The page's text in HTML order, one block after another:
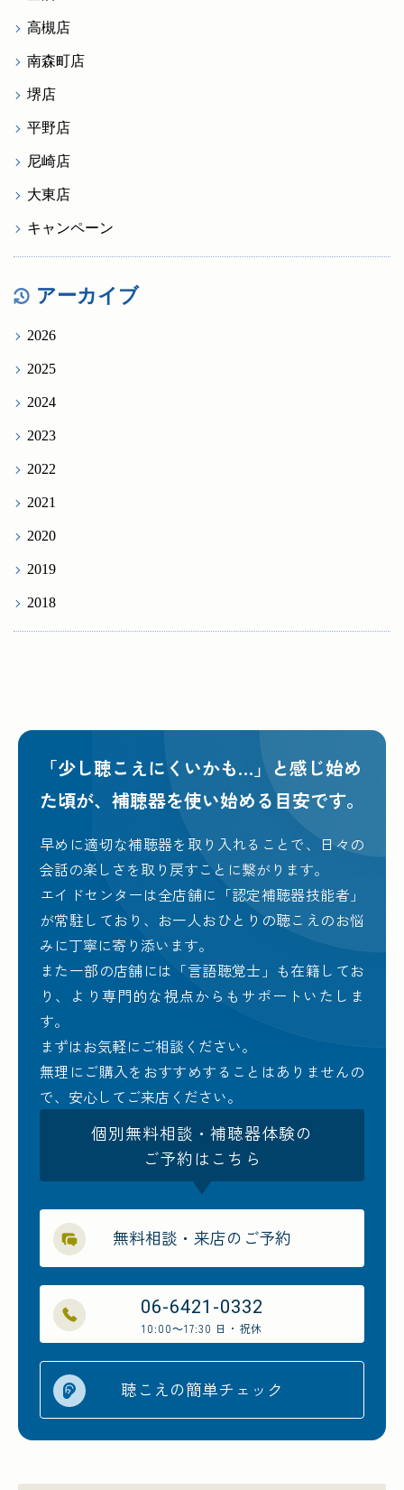
高槻店
南森町店
堺店
平野店
尼崎店
大東店
キャンペーン
アーカイブ
2026
2025
2024
2023
2022
2021
2020
2019
2018
「少し聴こえにくいかも…」と感じ始め
た頃が、 補聴器を使い始める目安です。
早めに適切な補聴器を取り入れることで、日々の
会話の楽しさを取り戻すことに繋がります。
エイドセンターは全店舗に「認定補聴器技能者」
が常駐しており、お一人おひとりの聴こえのお悩
みに丁寧に寄り添います。
また一部の店舗には「言語聴覚士」も在籍してお
り、より専門的な視点からもサポートいたしま
す。
まずはお気軽にご相談ください。
無理にご購入をおすすめすることはありませんの
で、安心してご来店ください。
個別無料相談・補聴器体験の
ご予約はこちら
無料相談・来店のご予約
06-6421-0332
10:00～17:30 日・祝休
聴こえの簡単チェック